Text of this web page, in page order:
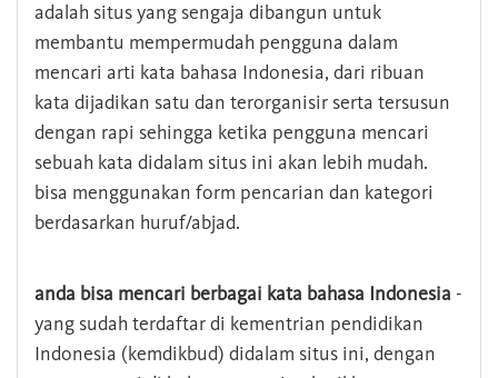
adalah situs yang sengaja dibangun untuk
membantu mempermudah pengguna dalam
mencari arti kata bahasa Indonesia, dari ribuan
kata dijadikan satu dan terorganisir serta tersusun
dengan rapi sehingga ketika pengguna mencari
sebuah kata didalam situs ini akan lebih mudah.
bisa menggunakan form pencarian dan kategori
berdasarkan huruf/abjad.
anda bisa mencari berbagai kata bahasa Indonesia -
yang sudah terdaftar di kementrian pendidikan
Indonesia (kemdikbud) didalam situs ini, dengan